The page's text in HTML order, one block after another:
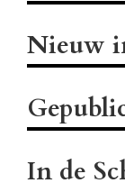
Nieuw
In de